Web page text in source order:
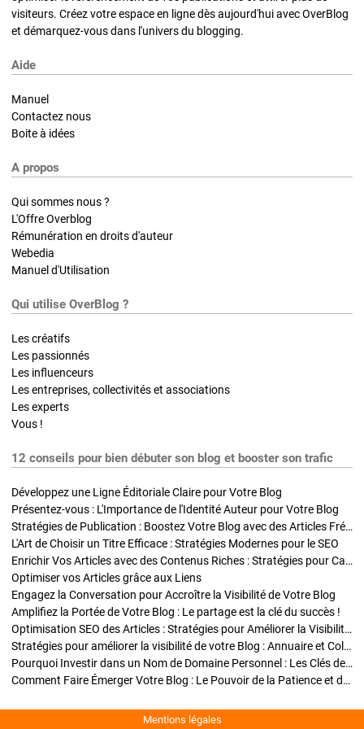
visiteurs. Créez votre espace en ligne dès aujourd'hui avec OverBlog
et démarquez-vous dans l'univers du blogging.
Aide
Manuel
Contactez nous
Boite à idées
A propos
Qui sommes nous ?
L'Offre Overblog
Rémunération en droits d'auteur
Webedia
Manuel d'Utilisation
Qui utilise OverBlog ?
Les créatifs
Les passionnés
Les influenceurs
Les entreprises, collectivités et associations
Les experts
Vous !
12 conseils pour bien débuter son blog et booster son trafic
Développez une Ligne Éditoriale Claire pour Votre Blog
Présentez-vous : L'Importance de l'Identité Auteur pour Votre Blog
Stratégies de Publication : Boostez Votre Blog avec des Articles Fréquents et Exclusifs
L'Art de Choisir un Titre Efficace : Stratégies Modernes pour le SEO
Enrichir Vos Articles avec des Contenus Riches : Stratégies pour Captiver et Optimiser
Optimiser vos Articles grâce aux Liens
Engagez la Conversation pour Accroître la Visibilité de Votre Blog
Amplifiez la Portée de Votre Blog : Le partage est la clé du succès !
Optimisation SEO des Articles : Stratégies pour Améliorer la Visibilité de Votre Blog
Stratégies pour améliorer la visibilité de votre Blog : Annuaire et Collaborations
Pourquoi Investir dans un Nom de Domaine Personnel : Les Clés de la Réussite de Votre Blog
Comment Faire Émerger Votre Blog : Le Pouvoir de la Patience et de la Persévérance
Mentions légales